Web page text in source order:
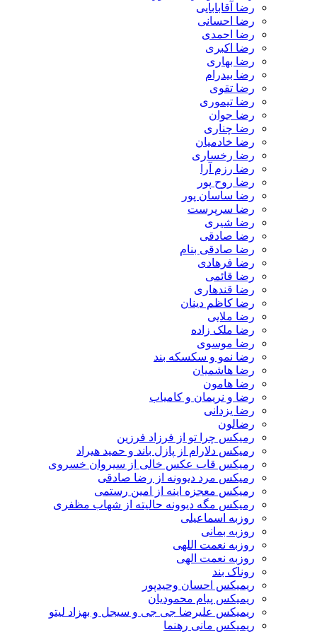
رضا آقابابایی
رضا احسانی
رضا احمدی
رضا اکبری
رضا بهاری
رضا بیدرام
رضا تقوی
رضا تیموری
رضا جوان
رضا چناری
رضا خادمیان
رضا رخساری
رضا رزم آرا
رضا روح پور
رضا ساسان پور
رضا سرپرست
رضا شیری
رضا صادقی
رضا صادقی بنام
رضا فرهادی
رضا قائمی
رضا قندهاری
رضا کاظم دینان
رضا ملایی
رضا ملک زاده
رضا موسوی
رضا نمو و سکسکه بند
رضا هاشمیان
رضا هامون
رضا و نریمان و کامیاب
رضا یزدانی
رضالون
رمیکس چرا تو از فرزاد فرزین
رمیکس دلارام از پازل باند و حمید هیراد
رمیکس قاب عکس خالی از سیروان خسروی
رمیکس مرد دیوونه از رضا صادقی
رمیکس معجزه اینه از امین رستمی
رمیکس مگه دیوونه حالیته از شهاب مظفری
روزبه اسماعیلی
روزبه بمانی
روزبه نعمت اللهی
روزبه نعمت الهی
روناک بند
ریمیکس احسان وحیدپور
ریمیکس پیام محمودیان
ریمیکس علیرضا جی جی و سیجل و بهزاد لیتو
ریمیکس مانی رهنما